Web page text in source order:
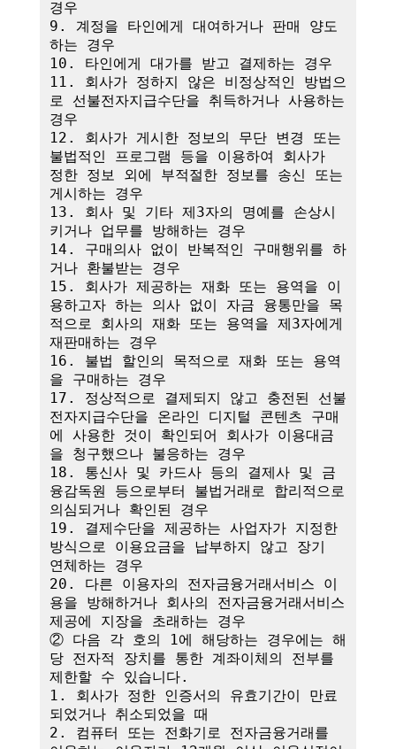
경우
9. 계정을 타인에게 대여하거나 판매 양도
하는 경우
10. 타인에게 대가를 받고 결제하는 경우
11. 회사가 정하지 않은 비정상적인 방법으
로 선불전자지급수단을 취득하거나 사용하는
경우
12. 회사가 게시한 정보의 무단 변경 또는
불법적인 프로그램 등을 이용하여 회사가
정한 정보 외에 부적절한 정보를 송신 또는
게시하는 경우
13. 회사 및 기타 제3자의 명예를 손상시
키거나 업무를 방해하는 경우
14. 구매의사 없이 반복적인 구매행위를 하
거나 환불받는 경우
15. 회사가 제공하는 재화 또는 용역을 이
용하고자 하는 의사 없이 자금 융통만을 목
적으로 회사의 재화 또는 용역을 제3자에게
재판매하는 경우
16. 불법 할인의 목적으로 재화 또는 용역
을 구매하는 경우
17. 정상적으로 결제되지 않고 충전된 선불
전자지급수단을 온라인 디지털 콘텐츠 구매
에 사용한 것이 확인되어 회사가 이용대금
을 청구했으나 불응하는 경우
18. 통신사 및 카드사 등의 결제사 및 금
융감독원 등으로부터 불법거래로 합리적으로
의심되거나 확인된 경우
19. 결제수단을 제공하는 사업자가 지정한
방식으로 이용요금을 납부하지 않고 장기
연체하는 경우
20. 다른 이용자의 전자금융거래서비스 이
용을 방해하거나 회사의 전자금융거래서비스
제공에 지장을 초래하는 경우
② 다음 각 호의 1에 해당하는 경우에는 해
당 전자적 장치를 통한 계좌이체의 전부를
제한할 수 있습니다.
1. 회사가 정한 인증서의 유효기간이 만료
되었거나 취소되었을 때
2. 컴퓨터 또는 전화기로 전자금융거래를